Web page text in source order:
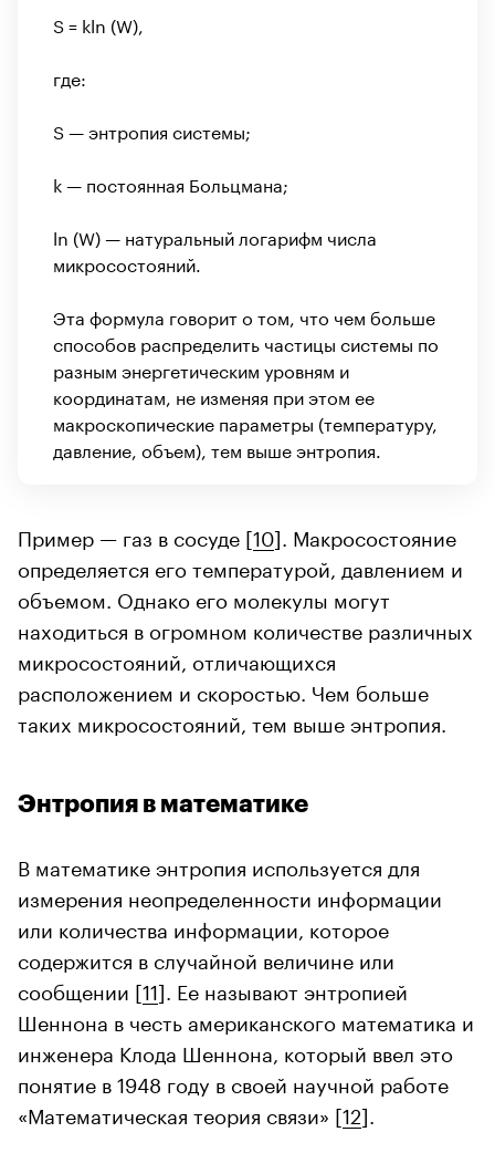
S = kln (W),
где:
S — энтропия системы;
k — постоянная Больцмана;
ln (W) — натуральный логарифм числа
микросостояний.
Эта формула говорит о том, что чем больше
способов распределить частицы системы по
разным энергетическим уровням и
координатам, не изменяя при этом ее
макроскопические параметры (температуру,
давление, объем), тем выше энтропия.
Пример — газ в сосуде [10]. Макросостояние
определяется его температурой, давлением и
объемом. Однако его молекулы могут
находиться в огромном количестве различных
микросостояний, отличающихся
расположением и скоростью. Чем больше
таких микросостояний, тем выше энтропия.
Энтропия в математике
В математике энтропия используется для
измерения неопределенности информации
или количества информации, которое
содержится в случайной величине или
сообщении [11]. Ее называют энтропией
Шеннона в честь американского математика и
инженера Клода Шеннона, который ввел это
понятие в 1948 году в своей научной работе
«Математическая теория связи» [12].